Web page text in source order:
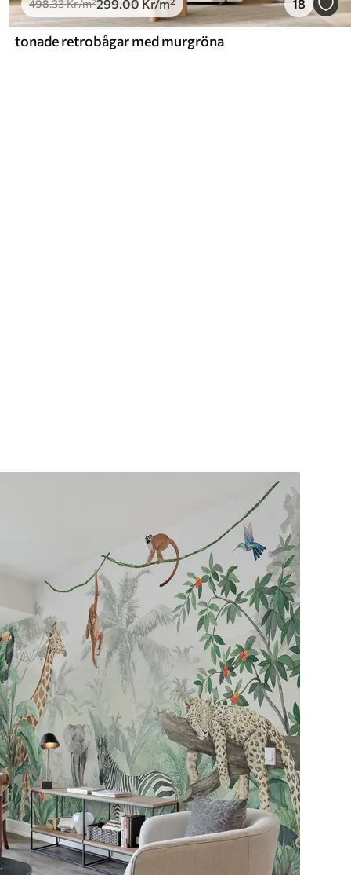
498.33Kr/m²299.00 Kr/m² 18
tonade retrobågar med murgröna